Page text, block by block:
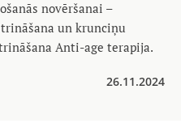
novēršanai –
un krunciņu
Anti-age terapija.
26.11.2024